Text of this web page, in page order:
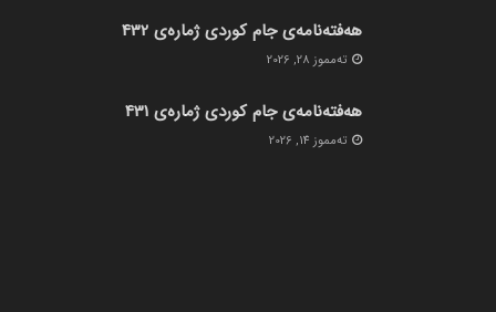
هەفتەنامەی جام کوردی ژمارەی 432
ته‌مموز 28, 2026
هەفتەنامەی جام کوردی ژمارەی 431
ته‌مموز 14, 2026